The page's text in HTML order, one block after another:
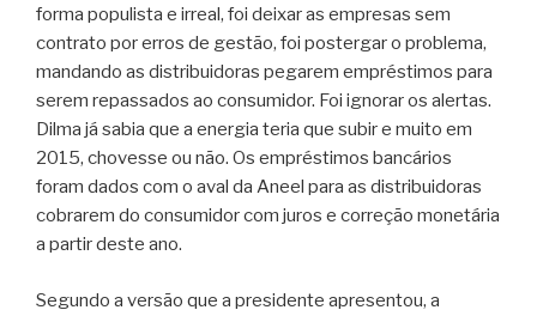
forma populista e irreal, foi deixar as empresas sem
contrato por erros de gestão, foi postergar o problema,
mandando as distribuidoras pegarem empréstimos para
serem repassados ao consumidor. Foi ignorar os alertas.
Dilma já sabia que a energia teria que subir e muito em
2015, chovesse ou não. Os empréstimos bancários
foram dados com o aval da Aneel para as distribuidoras
cobrarem do consumidor com juros e correção monetária
a partir deste ano.
Segundo a versão que a presidente apresentou, a